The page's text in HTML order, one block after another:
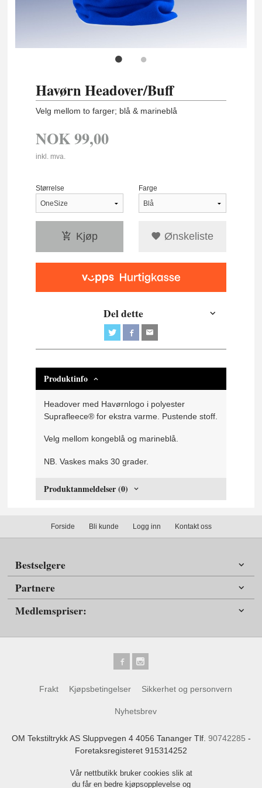
Havørn Headover/Buff
Velg mellom to farger; blå & marineblå
NOK99,00
inkl. mva.
Størrelse Farge
Kjøp Ønskeliste
Del dette
Produktinfo
Headover med Havørnlogo i polyester
Suprafleece® for ekstra varme. Pustende stoff.
Velg mellom kongeblå og marineblå.
NB. Vaskes maks 30 grader.
Produktanmeldelser (0)
Forside Bli kunde Logg inn Kontakt oss
Bestselgere
Partnere
Medlemspriser:
Frakt Kjøpsbetingelser Sikkerhet og personvern
Nyhetsbrev
OM Tekstiltrykk AS Sluppvegen 4 4056 Tananger Tlf. 90742285 -
Foretaksregisteret 915314252
Vår nettbutikk bruker cookies slik at
du får en bedre kjøpsopplevelse og